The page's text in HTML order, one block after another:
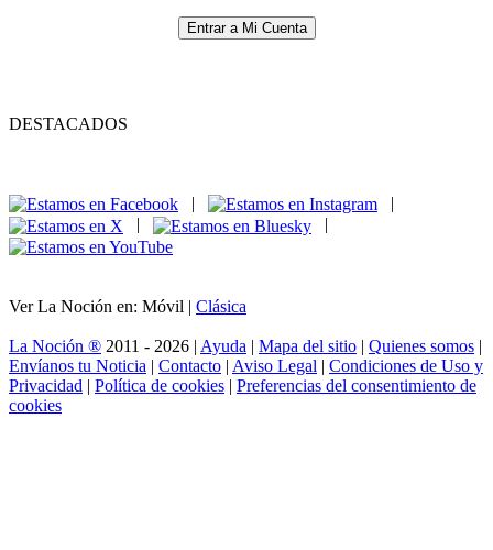
Entrar a Mi Cuenta
DESTACADOS
|
|
|
|
Ver La Noción en: Móvil | Clásica
La Noción ® 2011 - 2026 | Ayuda | Mapa del sitio | Quienes somos |
Envíanos tu Noticia | Contacto | Aviso Legal | Condiciones de Uso y
Privacidad | Política de cookies | Preferencias del consentimiento de
cookies